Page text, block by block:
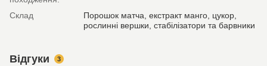
Склад
Порошок матча, екстракт манго, цукор,
рослинні вершки, стабілізатори та барвники
Відгуки 3